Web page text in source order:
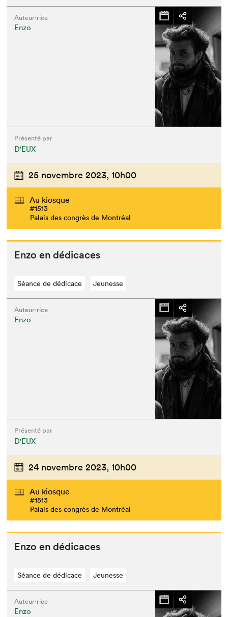
Auteur·rice
Enzo
Présenté par
D'EUX
25 novembre 2023, 10h00
Au kiosque
#1513
Palais des congrès de Montréal
Enzo en dédicaces
Séance de dédicace Jeunesse
Auteur·rice
Enzo
Présenté par
D'EUX
24 novembre 2023, 10h00
Au kiosque
#1513
Palais des congrès de Montréal
Enzo en dédicaces
Séance de dédicace Jeunesse
Auteur·rice
Enzo